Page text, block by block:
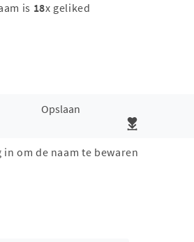
is 18x geliked
Opslaan
in om de naam te bewaren